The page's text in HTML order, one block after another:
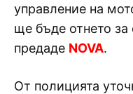
управление на
ще бъде отнето за
предаде NOVA.
От полицията